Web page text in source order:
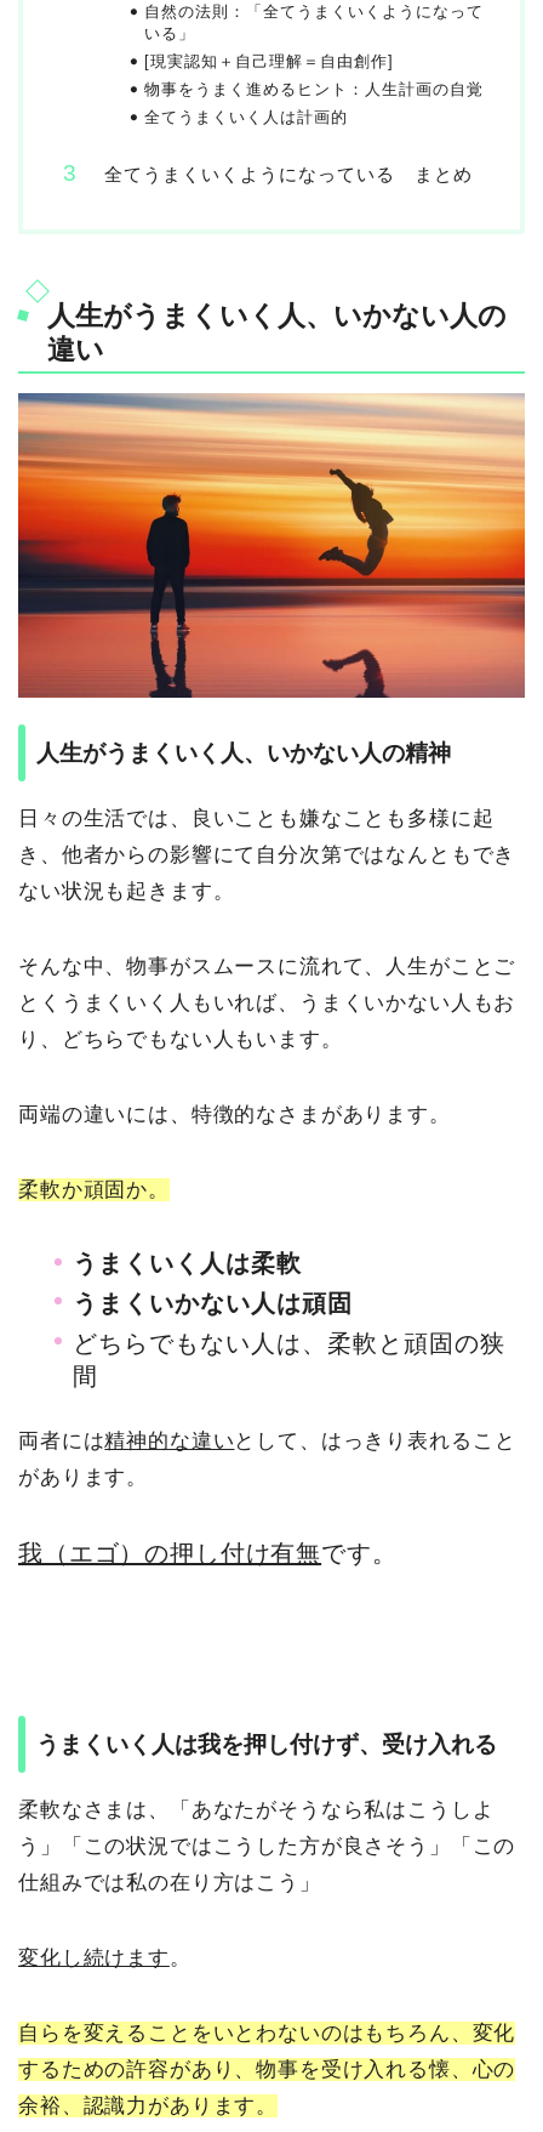
自然の法則：「全てうまくいくようになって
いる」
[現実認知＋自己理解＝自由創作]
物事をうまく進めるヒント：人生計画の自覚
全てうまくいく人は計画的
全てうまくいくようになっている まとめ
人生がうまくいく人、いかない人の
違い
人生がうまくいく人、いかない人の精神
日々の生活では、良いことも嫌なことも多様に起
き、他者からの影響にて自分次第ではなんともでき
ない状況も起きます。
そんな中、物事がスムースに流れて、人生がことご
とくうまくいく人もいれば、うまくいかない人もお
り、どちらでもない人もいます。
両端の違いには、特徴的なさまがあります。
柔軟か頑固か。
うまくいく人は柔軟
うまくいかない人は頑固
どちらでもない人は、柔軟と頑固の狭
間
両者には精神的な違い として、はっきり表れること
があります。
我（エゴ）の押し付け有無です。
うまくいく人は我を押し付けず、受け入れる
柔軟なさまは、「あなたがそうなら私はこうしよ
う」「この状況ではこうした方が良さそう」「この
仕組みでは私の在り方はこう」
変化し続けます 。
自らを変えることをいとわないのはもちろん、変化
するための許容があり、物事を受け入れる懐、心の
余裕、認識力があります。